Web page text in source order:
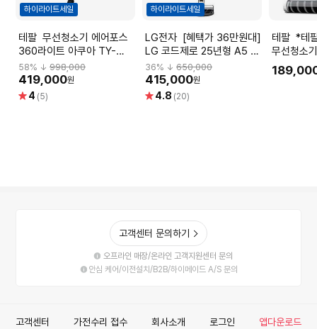
하이라이트세일
테팔 무선청소기 에어포스
360라이트 아쿠아 TY-
5588KS
58% ↓ 998,000
419,000원
별 4 (5)
하이라이트세일
LG전자 [혜택가 36만원대]
LG 코드제로 25년형 A5 카
밍베이지 AS520WA
36% ↓650,000
415,000원
별 4.8 (20)
테팔 *테팔 엑스퍼트 7.60
무선청소
고객센터 문의하기
오프라인 매장/온라인 고객지원센터 문의
안심 케어/이전설치/B2B/하이메이드 A/S 문의
고객센터 가전수리 접수 회사소개 로그인 앱다운로드